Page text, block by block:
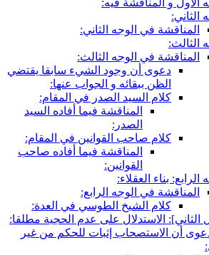
و المناقشة فيه:
المناقشة في الوجه الثاني:
المناقشة في الوجه الثالث:
دعوى أن وجود الشي‏ء سابقا يقتضي
الظن ببقائه و الجواب عنها:
كلام السيد الصدر في المقام:
المناقشة فيما أفاده السيد
الصدر:
كلام صاحب القوانين في المقام:
المناقشة فيما أفاده صاحب
القوانين:
بناء العقلاء:
المناقشة في الوجه الرابع:
كلام الشيخ الطوسي في العدة:
الاستدلال على عدم الحجية مطلقا:
أن الاستصحاب إثبات للحكم من غير